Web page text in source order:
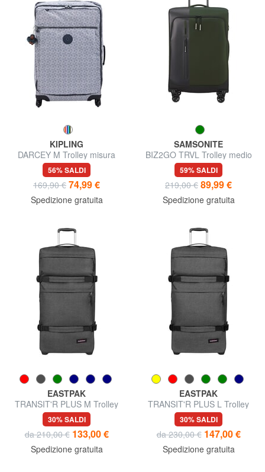
KIPLING
DARCEY M Trolley misura
media
56% SALDI
169,90 € 74,99 €
Spedizione gratuita
SAMSONITE
BIZ2GO TRVL Trolley medio
espandibile
59% SALDI
219,00 € 89,99 €
Spedizione gratuita
EASTPAK
TRANSIT'R PLUS M Trolley
medio
30% SALDI
da 210,00 € 133,00 €
Spedizione gratuita
EASTPAK
TRANSIT'R PLUS L Trolley
grande
30% SALDI
da 230,00 € 147,00 €
Spedizione gratuita